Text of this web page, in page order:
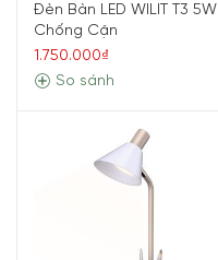
Đèn Bàn LED WILIT T3 5W
Chống Cận
1.750.000₫
So sánh